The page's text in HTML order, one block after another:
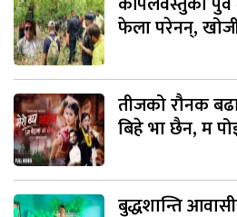
फेला परेनन्,
तीजको रौनक
बिहे भा छैन, म
बुद्धशान्ति